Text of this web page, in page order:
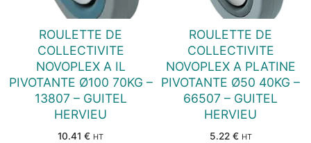
ROULETTE DE
COLLECTIVITE
NOVOPLEX A IL
PIVOTANTE Ø100 70KG –
13807 – GUITEL
HERVIEU
10.41 € HT
ROULETTE DE
COLLECTIVITE
NOVOPLEX A PLATINE
PIVOTANTE Ø50 40KG –
66507 – GUITEL
HERVIEU
5.22 € HT